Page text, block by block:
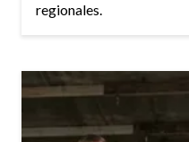
regionales.